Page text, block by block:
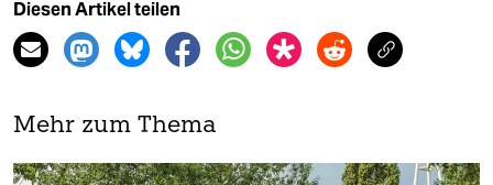
Diesen Artikel teilen
Mehr zum Thema